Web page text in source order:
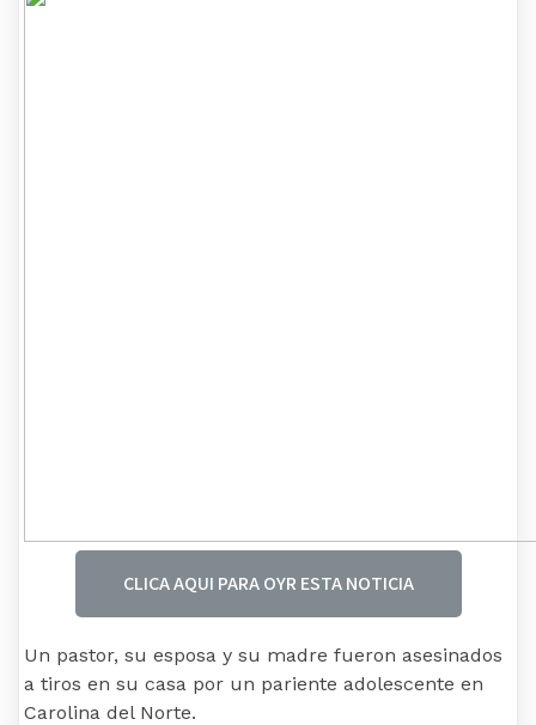
CLICA AQUI PARA OYR ESTA NOTICIA
Un pastor, su esposa y su madre fueron asesinados
a tiros en su casa por un pariente adolescente en
Carolina del Norte.